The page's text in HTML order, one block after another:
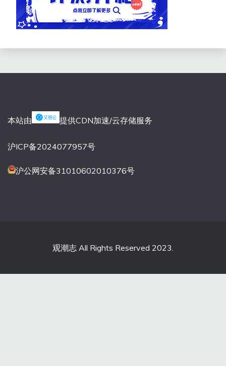
本站由 提供CDN加速/云存储服务
沪ICP备2024077957号
沪公网安备31010602010376号
观潮志 All Rights Reserved 2023.